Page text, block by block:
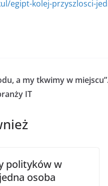
egipt-kolej-przyszlosci-
a my tkwimy w
IT
polityków w
osoba